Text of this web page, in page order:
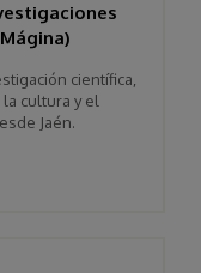
científica,
cultura y el
Jaén.